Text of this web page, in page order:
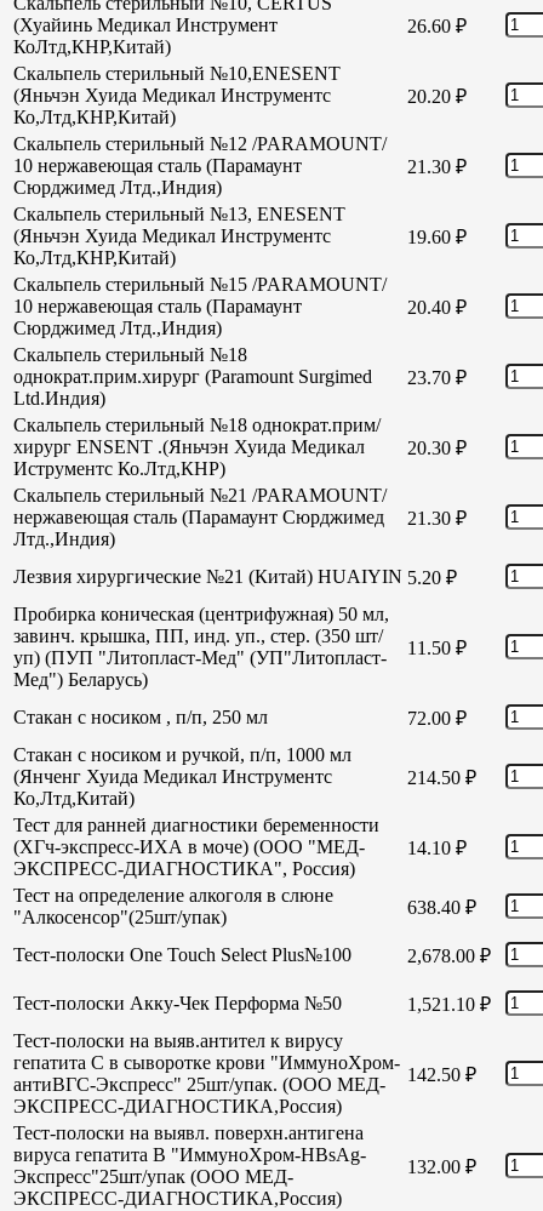
(Хуайинь Медикал Инструмент
КоЛтд,КНР,Китай)
26.60 ₽
Скальпель стерильный №10,ENESENT
(Яньчэн Хуида Медикал Инструментс
Ко,Лтд,КНР,Китай)
20.20 ₽
Скальпель стерильный №12 /PARAMOUNT/
10 нержавеющая сталь (Парамаунт
Сюрджимед Лтд.,Индия)
21.30 ₽
Скальпель стерильный №13, ENESENT
(Яньчэн Хуида Медикал Инструментс
Ко,Лтд,КНР,Китай)
19.60 ₽
Скальпель стерильный №15 /PARAMOUNT/
10 нержавеющая сталь (Парамаунт
Сюрджимед Лтд.,Индия)
20.40 ₽
Скальпель стерильный №18
однократ.прим.хирург (Paramount Surgimed
Ltd.Индия)
23.70 ₽
Скальпель стерильный №18 однократ.прим/
хирург ENSENT .(Яньчэн Хуида Медикал
Иструментс Ко.Лтд,КНР)
20.30 ₽
Скальпель стерильный №21 /PARAMOUNT/
нержавеющая сталь (Парамаунт Сюрджимед
Лтд.,Индия)
21.30 ₽
Лезвия хирургические №21 (Китай) HUAIYIN 5.20 ₽
Пробирка коническая (центрифужная) 50 мл,
завинч. крышка, ПП, инд. уп., стер. (350 шт/
уп) (ПУП "Литопласт-Мед" (УП"Литопласт-
Мед") Беларусь)
11.50 ₽
Стакан с носиком , п/п, 250 мл 72.00 ₽
Стакан с носиком и ручкой, п/п, 1000 мл
(Янченг Хуида Медикал Инструментс
Ко,Лтд,Китай)
214.50 ₽
Тест для ранней диагностики беременности
(ХГч-экспресс-ИХА в моче) (ООО "МЕД-
ЭКСПРЕСС-ДИАГНОСТИКА", Россия)
14.10 ₽
Тест на определение алкоголя в слюне
"Алкосенсор"(25шт/упак)
638.40 ₽
Тест-полоски One Touch Select Plus№100 2,678.00 ₽
Тест-полоски Акку-Чек Перформа №50 1,521.10 ₽
Тест-полоски на выяв.антител к вирусу
гепатита С в сыворотке крови "ИммуноХром-
антиВГС-Экспресс" 25шт/упак. (ООО МЕД-
ЭКСПРЕСС-ДИАГНОСТИКА,Россия)
142.50 ₽
Тест-полоски на выявл. поверхн.антигена
вируса гепатита В "ИммуноХром-HBsAg-
Экспресс"25шт/упак (ООО МЕД-
ЭКСПРЕСС-ДИАГНОСТИКА,Россия)
132.00 ₽